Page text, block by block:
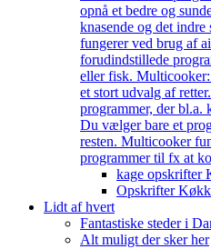
opnå et bedre og
knasende og det
fungerer ved brug af
forudindstillede
eller fisk.
et stort udvalg af
programmer, der bl.a.
Du vælger bare et
resten. Multicooker
programmer til fx at
kage opskrifter
Opskrifter
Lidt af hvert
Fantastiske steder i
Alt muligt der sker her